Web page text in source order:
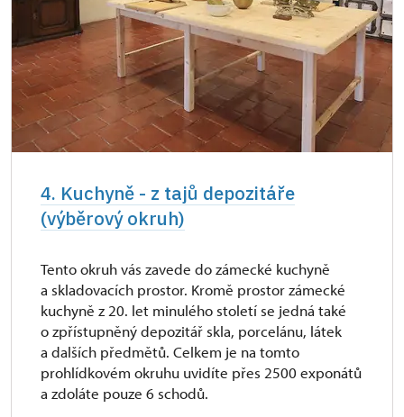
4. Kuchyně - z tajů depozitáře
(výběrový okruh)
Tento okruh vás zavede do zámecké kuchyně
a skladovacích prostor. Kromě prostor zámecké
kuchyně z 20. let minulého století se jedná také
o zpřístupněný depozitář skla, porcelánu, látek
a dalších předmětů. Celkem je na tomto
prohlídkovém okruhu uvidíte přes 2500 exponátů
a zdoláte pouze 6 schodů.